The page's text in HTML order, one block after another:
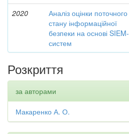
2020
Аналіз оцінки поточного
стану інформаційної
безпеки на основі SIEM-
систем
Розкриття
за авторами
Макаренко А. О.